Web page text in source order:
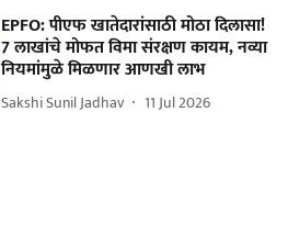
EPFO: पीएफ खातेदारांसाठी मोठा दिलासा!
7 लाखांचे मोफत विमा संरक्षण कायम, नव्या
नियमांमुळे मिळणार आणखी लाभ
Sakshi Sunil Jadhav 11 Jul 2026